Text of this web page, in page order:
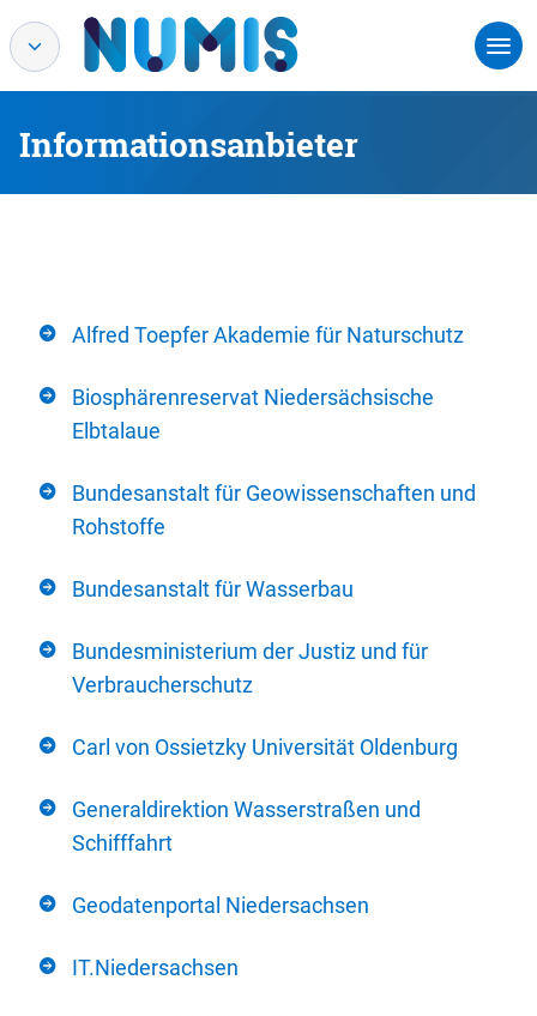
Informationsanbieter
Alfred Toepfer Akademie für Naturschutz
Biosphärenreservat Niedersächsische
Elbtalaue
Bundesanstalt für Geowissenschaften und
Rohstoffe
Bundesanstalt für Wasserbau
Bundesministerium der Justiz und für
Verbraucherschutz
Carl von Ossietzky Universität Oldenburg
Generaldirektion Wasserstraßen und
Schifffahrt
Geodatenportal Niedersachsen
IT.Niedersachsen